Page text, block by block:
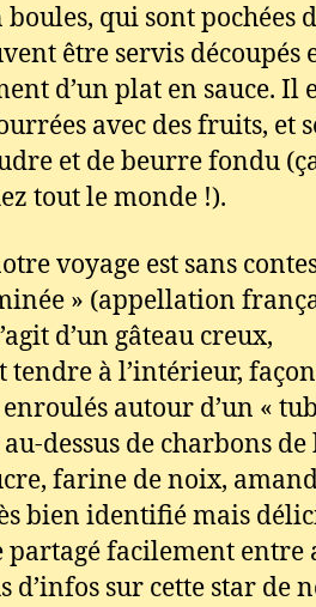
qui sont pochées
être servis découpés
d’un plat en sauce. Il
avec des fruits, et
et de beurre fondu
tout le monde !).
voyage est sans
» (appellation
d’un gâteau creux,
à l’intérieur,
autour d’un «
dessus de charbons de
farine de noix,
bien identifié mais
partagé facilement entre
d’infos sur cette star de